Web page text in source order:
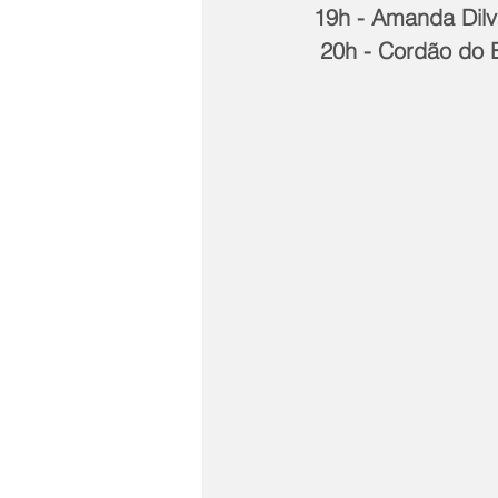
19h - Amanda
20h - Cordão do